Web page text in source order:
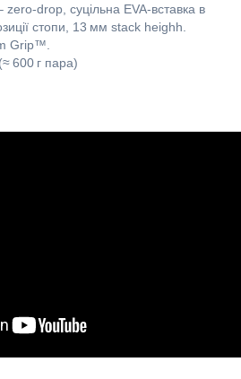
zero‑drop, суцільна EVA‑вставка в
стопи, 13 мм stack heighh.
Grip™.
600 г пара)